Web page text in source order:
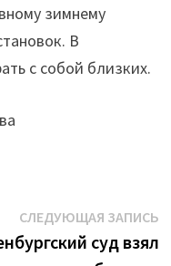
зимнему
В
с собой близких.
СЛЕДУЮЩАЯ ЗАПИСЬ
суд взял